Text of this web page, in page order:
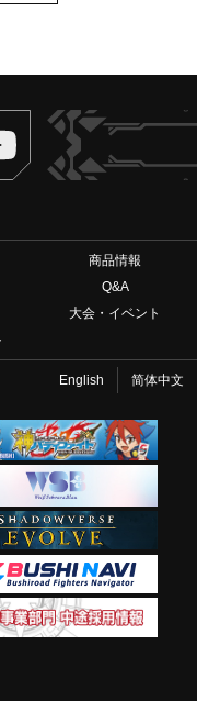
ヴァンガードch
商品情報
Q&A
大会・イベント
English 简体中文